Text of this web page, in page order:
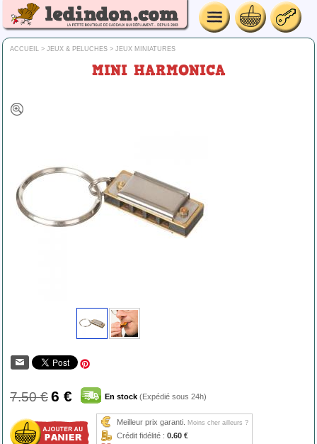
ACCUEIL > JEUX & PELUCHES > JEUX MINIATURES
MINI HARMONICA
7.50 €6 € En stock (Expédié sous 24h)
Meilleur prix garanti. Moins cher ailleurs ?
Crédit fidélité : 0.60 €